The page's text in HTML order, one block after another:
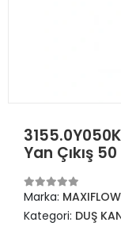
Yan Çıkış
Marka: MAXIFLOW
Kategori: DUŞ